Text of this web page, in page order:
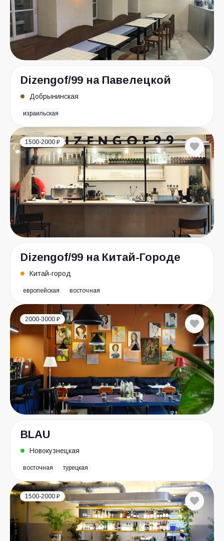
Dizengof/99 на Павелецкой
Добрынинская
израильская
1500-2000 ₽
Dizengof/99 на Китай-Городе
Китай-город
европейская восточная
2000-3000 ₽
BLAU
Новокузнецкая
восточная турецкая
1500-2000 ₽